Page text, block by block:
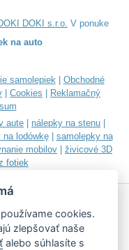
DOKI s.r.o. V ponuke
na auto
samolepiek| Obchodné
Cookies
Reklamačný
aute nálepky na stenu
na lodówkę| samolepky na
mobilov
živicové 3D
fotiek
cookies.
zlepšovať naše
alebo súhlasíte s